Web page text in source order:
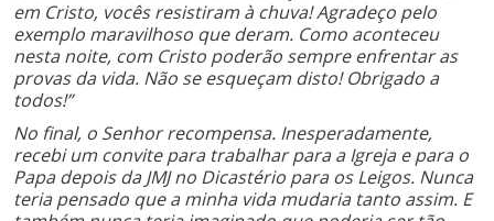
em Cristo, vocês resistiram à chuva! Agradeço pelo
exemplo maravilhoso que deram. Como aconteceu
nesta noite, com Cristo poderão sempre enfrentar as
provas da vida. Não se esqueçam disto! Obrigado a
todos!”
No final, o Senhor recompensa. Inesperadamente,
recebi um convite para trabalhar para a Igreja e para o
Papa depois da JMJ no Dicastério para os Leigos. Nunca
teria pensado que a minha vida mudaria tanto assim. E